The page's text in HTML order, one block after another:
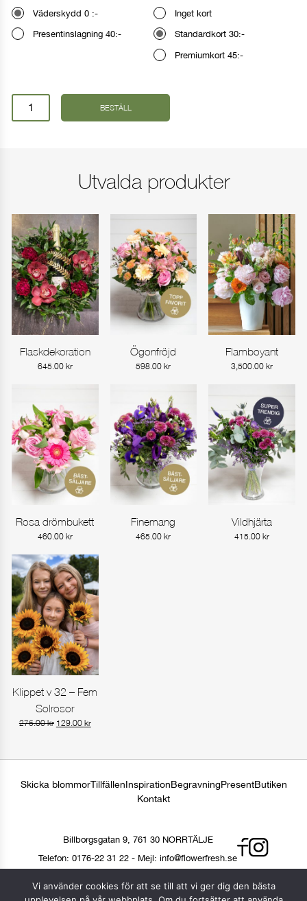
Väderskydd 0 :-
Presentinslagning 40:-
Inget kort
Standardkort 30:-
Premiumkort 45:-
Glasvas
BESTÄLL
Utvalda produkter
Gå till produkt
Flaskdekoration
645.00 kr
Gå till produkt
Ögonfröjd
598.00kr
Gå till produkt
Flamboyant
3,500.00kr
Gå till produkt
Rosa drömbukett
460.00 kr
Gå till produkt
Finemang
465.00kr
Gå till produkt
Vildhjärta
415.00kr
Gå till produkt
Klippet v 32 – Fem
Solrosor
275.00kr Det
var:
129.00 krDet
är:
I dag I morgon
Annat datum
Skicka blommorTillfällenInspirationBegravningPresentButiken
Kontakt
Billborgsgatan 9, 761 30 NORRTÄLJE
Telefon:0176-22 31 22 - Mejl:info@flowerfresh.se
© 2026 © 2024, FLOWER FRESH I NORRTÄLJE AB
Vi använder cookies för att se till att vi ger dig den bästa